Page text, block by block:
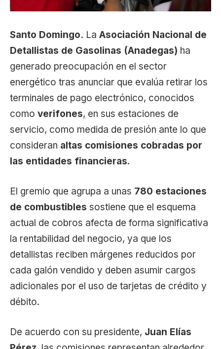
Santo Domingo. La Asociación Nacional de
Detallistas de Gasolinas (Anadegas) ha
generado preocupación en el sector
energético tras anunciar que evalúa retirar los
terminales de pago electrónico, conocidos
como verifones, en sus estaciones de
servicio, como medida de presión ante lo que
consideran altas comisiones cobradas por
las entidades financieras.
El gremio que agrupa a unas 780 estaciones
de combustibles sostiene que el esquema
actual de cobros afecta de forma significativa
la rentabilidad del negocio, ya que los
detallistas reciben márgenes reducidos por
cada galón vendido y deben asumir cargos
adicionales por el uso de tarjetas de crédito y
débito.
De acuerdo con su presidente, Juan Elías